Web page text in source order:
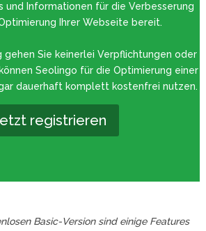
und Informationen für die Verbesserung
Ihrer Webseite bereit.
gehen Sie keinerlei Verpflichtungen oder
Seolingo für die Optimierung einer
dauerhaft komplett kostenfrei nutzen.
registrieren
Basic-Version sind einige Features